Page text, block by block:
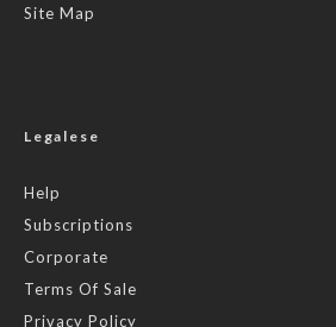
Site Map
Legalese
Help
Subscriptions
Corporate
Terms Of Sale
Privacy Policy